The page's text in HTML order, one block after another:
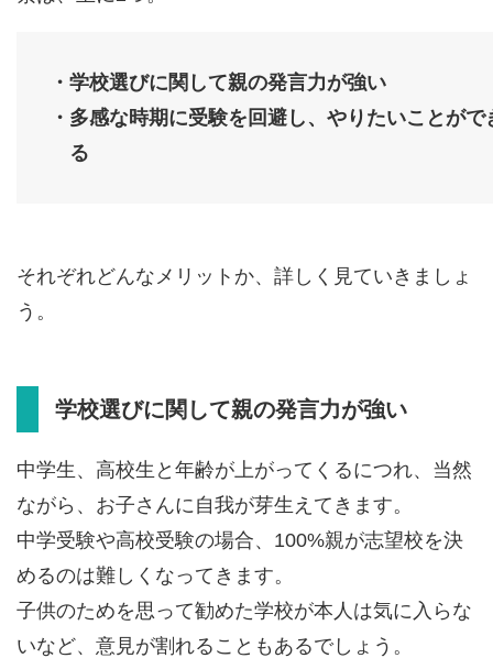
・学校選びに関して親の発言力が強い
・多感な時期に受験を回避し、やりたいことがで
る
それぞれどんなメリットか、詳しく見ていきましょ
う。
学校選びに関して親の発言力が強い
中学生、高校生と年齢が上がってくるにつれ、当然
ながら、お子さんに自我が芽生えてきます。
中学受験や高校受験の場合、100%親が志望校を決
めるのは難しくなってきます。
子供のためを思って勧めた学校が本人は気に入らな
いなど、意見が割れることもあるでしょう。